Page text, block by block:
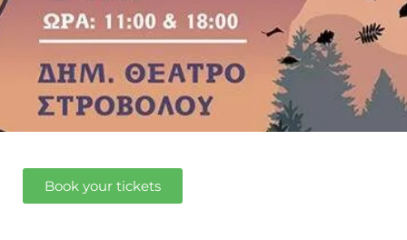
Book your tickets